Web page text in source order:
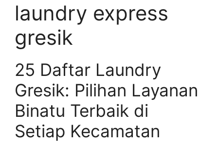
laundry express
gresik
25 Daftar Laundry
Gresik: Pilihan Layanan
Binatu Terbaik di
Setiap Kecamatan